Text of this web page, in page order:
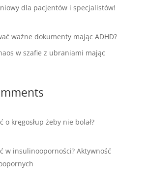
dla pacjentów i specjalistów!
ważne dokumenty mając ADHD?
w szafie z ubraniami mając
o kręgosłup żeby nie bolał?
w insulinooporności? Aktywność